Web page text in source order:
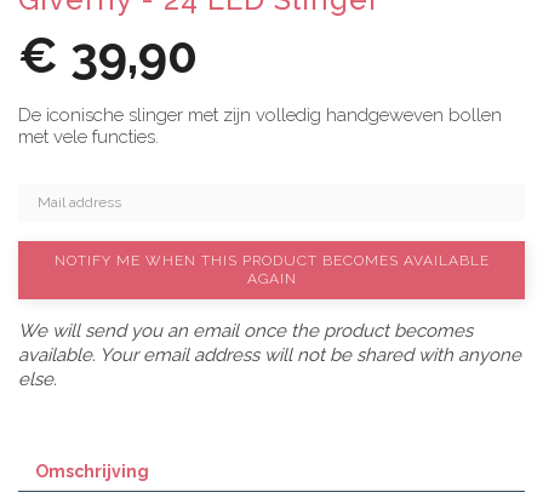
€ 39,90
De iconische slinger met zijn volledig handgeweven bollen
met vele functies.
NOTIFY ME WHEN THIS PRODUCT BECOMES AVAILABLE
AGAIN
We will send you an email once the product becomes
available. Your email address will not be shared with anyone
else.
Omschrijving